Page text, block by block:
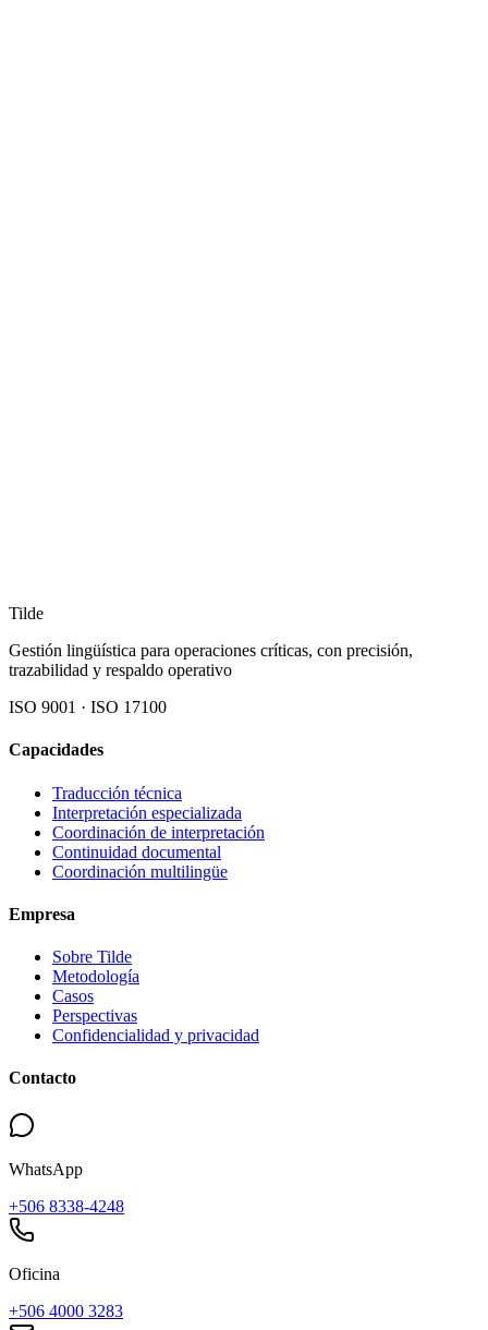
Tilde
Gestión lingüística para operaciones críticas, con precisión,
trazabilidad y respaldo operativo
ISO 9001 · ISO 17100
Capacidades
Traducción técnica
Interpretación especializada
Coordinación de interpretación
Continuidad documental
Coordinación multilingüe
Empresa
Sobre Tilde
Metodología
Casos
Perspectivas
Confidencialidad y privacidad
Contacto
WhatsApp
+506 8338-4248
Oficina
+506 4000 3283